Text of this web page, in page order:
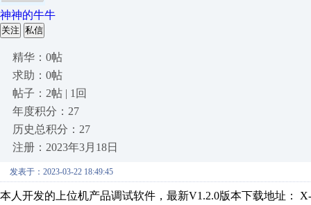
神神的牛牛
关注 私信
精华：0帖
求助：0帖
帖子：2帖 | 1回
年度积分：27
历史总积分：27
注册：2023年3月18日
发表于：2023-03-22 18:49:45
本人开发的上位机产品调试软件，最新V1.2.0版本下载地址：